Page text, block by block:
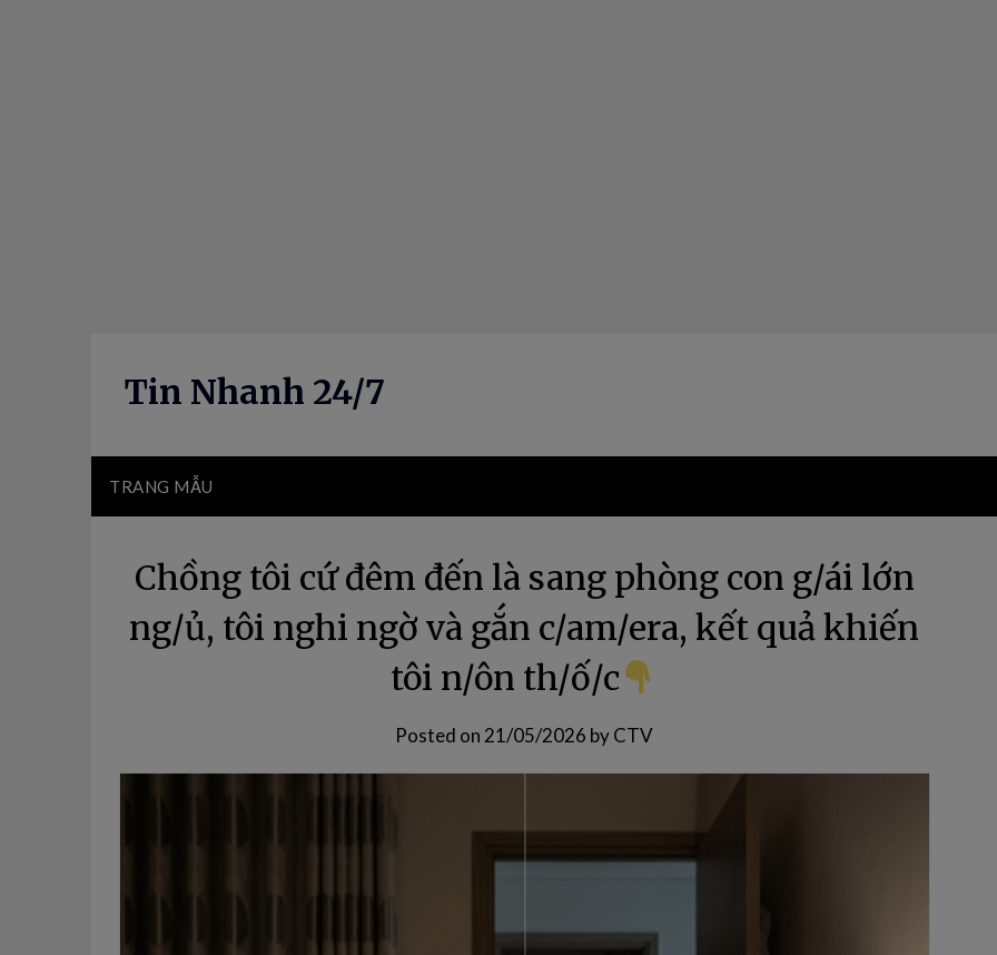
Tin Nhanh 24/7
TRANG MẪU
Chồng tôi cứ đêm đến là sang phòng con g/ái lớn
ng/ủ, tôi nghi ngờ và gắn c/am/era, kết quả khiến
tôi n/ôn th/ố/c
Posted on 21/05/2026 byCTV